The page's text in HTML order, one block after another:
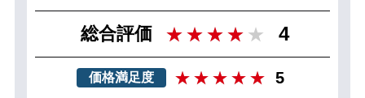
総合評価 4
価格満足度 5